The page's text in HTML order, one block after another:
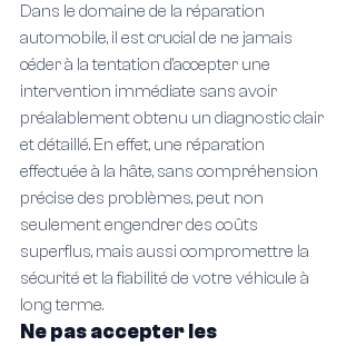
Dans le domaine de la réparation
automobile, il est crucial de ne jamais
céder à la tentation d'accepter une
intervention immédiate sans avoir
préalablement obtenu un diagnostic clair
et détaillé. En effet, une réparation
effectuée à la hâte, sans compréhension
précise des problèmes, peut non
seulement engendrer des coûts
superflus, mais aussi compromettre la
sécurité et la fiabilité de votre véhicule à
long terme.
Ne pas accepter les